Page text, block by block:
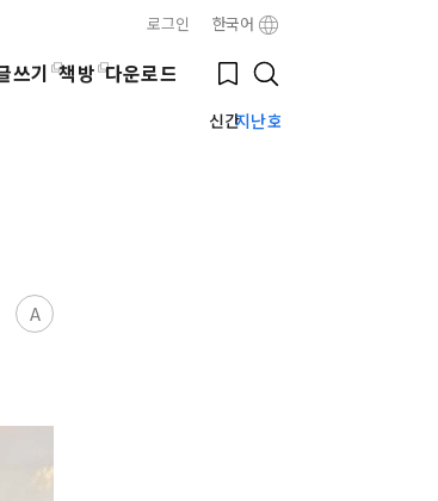
로그인 한국어
Bookmark
Search
쓰기 책방 다운로드
신간지난호
A